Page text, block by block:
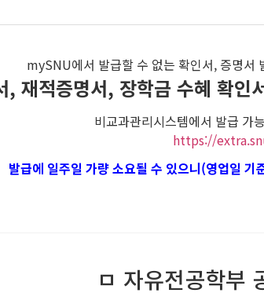
mySNU에서 발급할 수 없는 확인서, 증명서
, 재적증명서, 장학금 수혜 확
비교과관리시스템에서 발급 가
https://
발급에 일주일 가량 소요될 수 있으니(영업일
ㅁ 자유전공학부